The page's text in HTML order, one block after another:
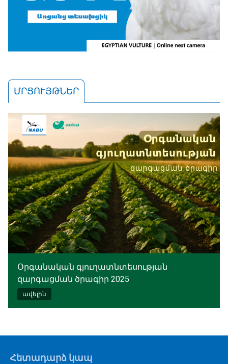
ՄՐՑՈՒՅԹՆԵՐ
Օրգանական գյուղատնտեսության
զարգացման ծրագիր 2025
ավելին
Հետադարձ կապ